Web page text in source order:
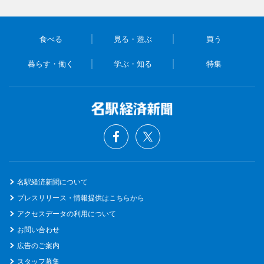
食べる 見る・遊ぶ 買う
暮らす・働く 学ぶ・知る 特集
名駅経済新聞について
プレスリリース・情報提供はこちらから
アクセスデータの利用について
お問い合わせ
広告のご案内
スタッフ募集